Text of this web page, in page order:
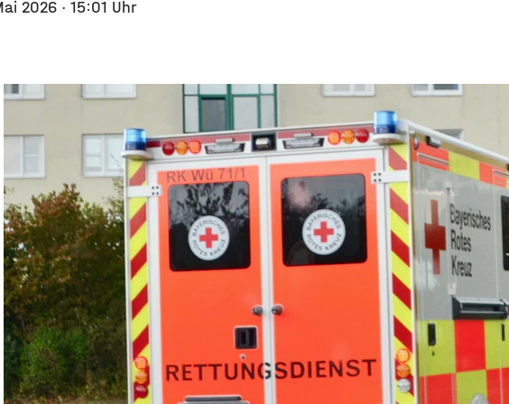
2026 · 15:01 Uhr